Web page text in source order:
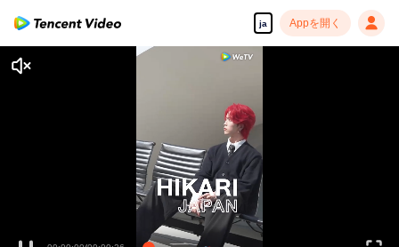
ja Appを開く